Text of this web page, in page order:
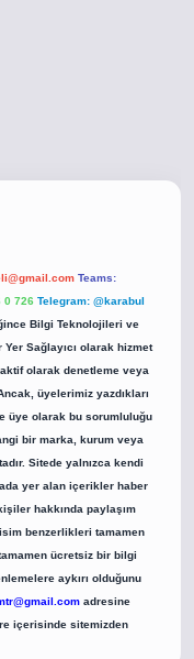
Teams:
0 726 Telegram: @karabul
Bilgi Teknolojileri ve
Sağlayıcı olarak hizmet
olarak denetleme veya
üyelerimiz yazdıkları
üye olarak bu sorumluluğu
bir marka, kurum veya
Sitede yalnızca kendi
yer alan içerikler haber
hakkında paylaşım
benzerlikleri tamamen
ücretsiz bir bilgi
aykırı olduğunu
adresine
içerisinde sitemizden